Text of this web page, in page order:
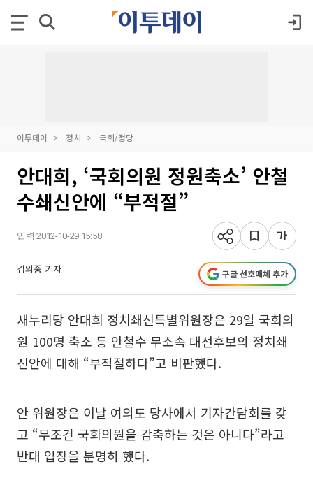
이투데이 정치 국회/정당
안대희, ‘국회의원 정원축소’ 안철
수쇄신안에 “부적절”
입력 2012-10-29 15:58
김의중 기자 구글 선호매체 추가
새누리당 안대희 정치쇄신특별위원장은 29일 국회의
원 100명 축소 등 안철수 무소속 대선후보의 정치쇄
신안에 대해 “부적절하다”고 비판했다.
안 위원장은 이날 여의도 당사에서 기자간담회를 갖
고 “무조건 국회의원을 감축하는 것은 아니다”라고
반대 입장을 분명히 했다.